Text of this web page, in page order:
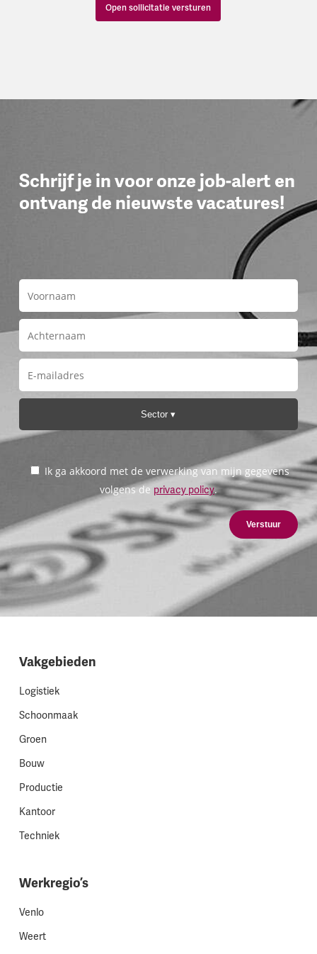
Open sollicitatie versturen
Schrijf je in voor onze job-alert en
ontvang de nieuwste vacatures!
Sector
Ik ga akkoord met de verwerking van mijn gegevens
volgens de privacy policy.
Verstuur
Vakgebieden
Logistiek
Schoonmaak
Groen
Bouw
Productie
Kantoor
Techniek
Werkregio’s
Venlo
Weert